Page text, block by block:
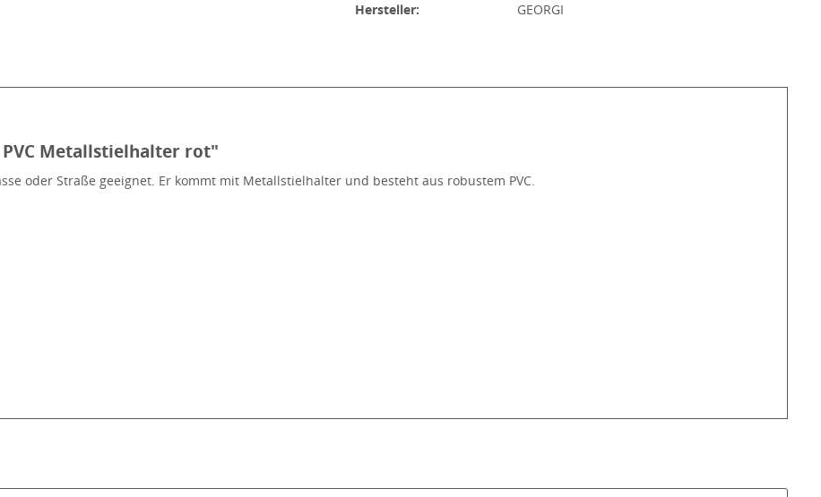
Hersteller:
GEORGI
Metallstielhalter rot"
oder Straße geeignet. Er kommt mit Metallstielhalter und besteht aus robustem PVC.